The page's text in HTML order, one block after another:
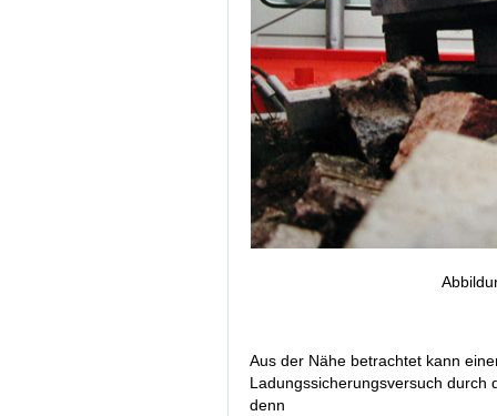
Aus der Nähe betrachtet kann
Ladungssicherungsversuch durch
denn